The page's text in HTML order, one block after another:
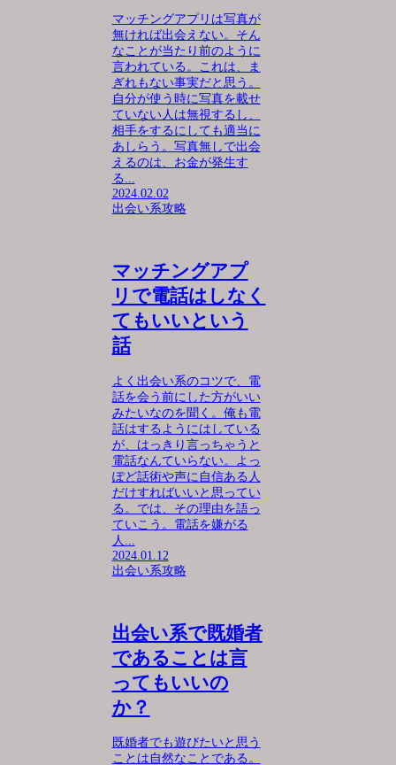
マッチングアプリは写真が
無ければ出会えない。そん
なことが当たり前のように
言われている。これは、ま
ぎれもない事実だと思う。
自分が使う時に写真を載せ
ていない人は無視するし、
相手をするにしても適当に
あしらう。写真無しで出会
えるのは、お金が発生す
る...
2024.02.02
出会い系攻略
マッチングアプ
リで電話はしなく
てもいいという
話
よく出会い系のコツで、電
話を会う前にした方がいい
みたいなのを聞く。俺も電
話はするようにはしている
が、はっきり言っちゃうと
電話なんていらない。よっ
ぽど話術や声に自信ある人
だけすればいいと思ってい
る。では、その理由を語っ
ていこう。電話を嫌がる
人...
2024.01.12
出会い系攻略
出会い系で既婚者
であることは言
ってもいいの
か？
既婚者でも遊びたいと思う
ことは自然なことである。